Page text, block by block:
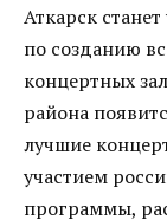
Аткарск
по созданию
концертных
района
лучшие
участием
программы,